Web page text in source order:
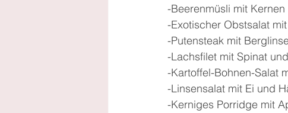
-Beerenmüsli mit Kernen
-Exotischer Obstsalat
-Putensteak mit
-Lachsfilet mit Spinat
-Kartoffel-Bohnen-Salat
-Linsensalat mit Ei und
-Kerniges Porridge mit